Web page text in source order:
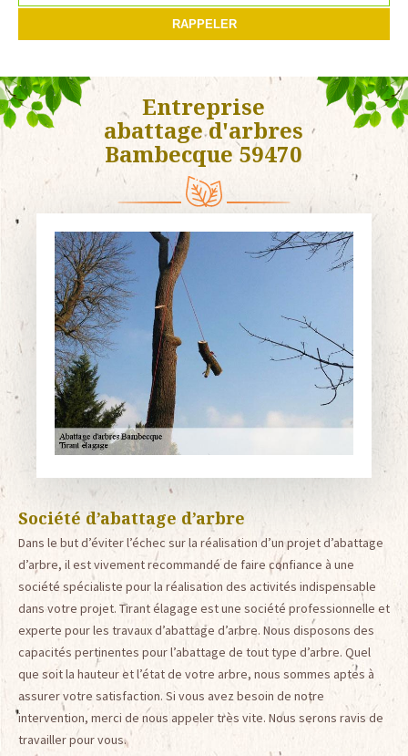
Entreprise
abattage d'arbres
Bambecque 59470
Société d’abattage d’arbre
Dans le but d’éviter l’échec sur la réalisation d’un projet d’abattage
d’arbre, il est vivement recommandé de faire confiance à une
société spécialiste pour la réalisation des activités indispensable
dans votre projet. Tirant élagage est une société professionnelle et
experte pour les travaux d’abattage d’arbre. Nous disposons des
capacités pertinentes pour l’abattage de tout type d’arbre. Quel
que soit la hauteur et l’état de votre arbre, nous sommes aptes à
assurer votre satisfaction. Si vous avez besoin de notre
intervention, merci de nous appeler très vite. Nous serons ravis de
travailler pour vous.